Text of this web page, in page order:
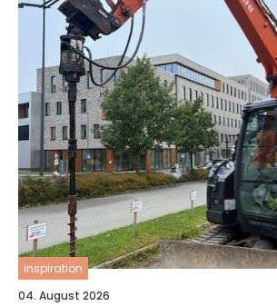
inspiration
04. August 2026